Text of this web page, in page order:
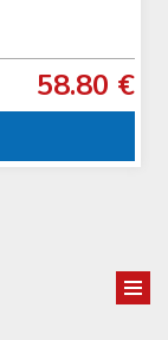
58.80 €